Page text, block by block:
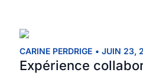
CARINE PERDRIGE • JUIN 23,
Expérience